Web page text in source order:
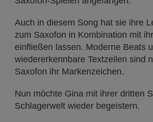
Auch in diesem Song hat sie ihre
zum Saxofon in Kombination mit
einfließen lassen. Moderne Beats
wiedererkennbare Textzeilen sind
Saxofon ihr Markenzeichen.
Nun möchte Gina mit ihrer dritten
Schlagerwelt wieder begeistern.